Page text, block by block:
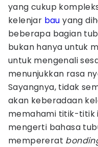
yang cukup
kelenjar bau yang
beberapa bagian
bukan hanya untuk
untuk mengenali
menunjukkan rasa
Sayangnya, tidak
akan keberadaan
memahami titik-titik
mengerti bahasa
mempererat